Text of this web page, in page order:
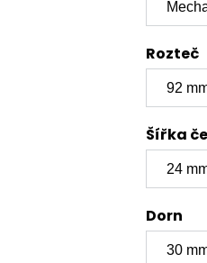
Rozteč
Šířka
Dorn